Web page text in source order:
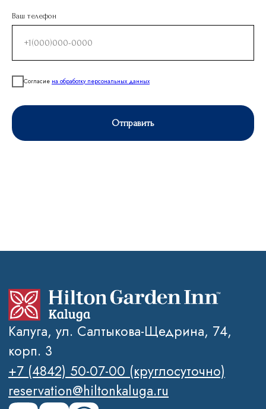
Ваш телефон
Согласие на обработку персональных данных
Отправить
ГОСТЯМ
Об отеле
Свадьбы
Стандарт
Делюкс
Люкс
Спецпредложения
Бронирование
Вакансии
Контакты
FAQ
Блог